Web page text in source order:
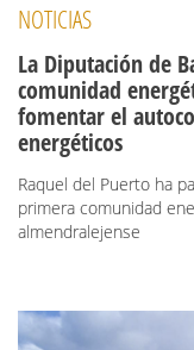
NOTICIAS
La Diputación de
comunidad
fomentar el
energéticos
Raquel del Puerto ha
primera comunidad
almendralejense